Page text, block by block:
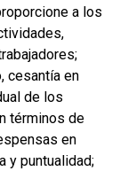
a los
cesantía en
de los
términos de
en
y puntualidad;